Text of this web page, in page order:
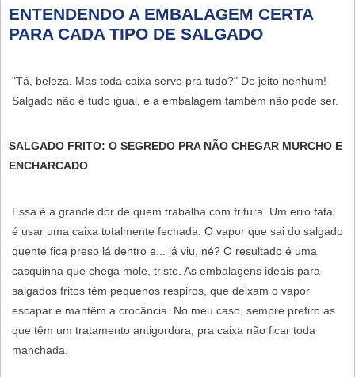
ENTENDENDO A EMBALAGEM CERTA
PARA CADA TIPO DE SALGADO
"Tá, beleza. Mas toda caixa serve pra tudo?" De jeito nenhum!
Salgado não é tudo igual, e a embalagem também não pode ser.
SALGADO FRITO: O SEGREDO PRA NÃO CHEGAR MURCHO E
ENCHARCADO
Essa é a grande dor de quem trabalha com fritura. Um erro fatal
é usar uma caixa totalmente fechada. O vapor que sai do salgado
quente fica preso lá dentro e... já viu, né? O resultado é uma
casquinha que chega mole, triste. As embalagens ideais para
salgados fritos têm pequenos respiros , que deixam o vapor
escapar e mantêm a crocância. No meu caso, sempre prefiro as
que têm um tratamento antigordura , pra caixa não ficar toda
manchada.